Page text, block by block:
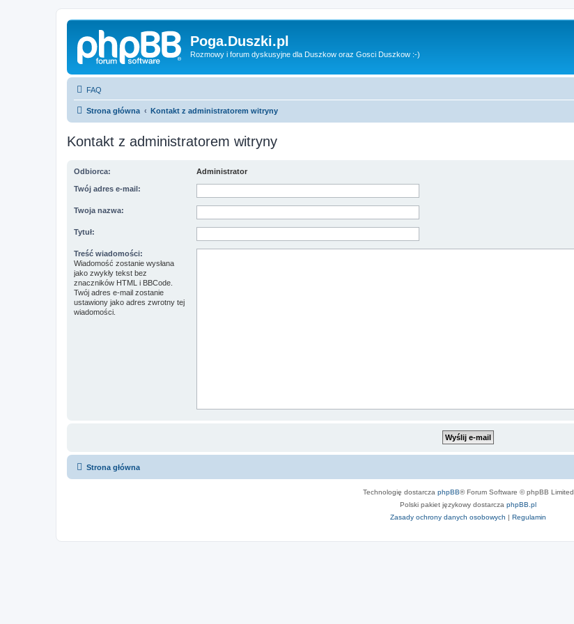
Poga.Duszki.pl
Rozmowy i forum dyskusyjne dla Duszkow oraz Gosci Duszkow :-)
FAQ
Strona główna Kontakt z administratorem witryny
Kontakt z administratorem witryny
Odbiorca: Administrator
Twój adres e-mail:
Twoja nazwa:
Tytuł:
Treść wiadomości:
Wiadomość zostanie wysłana
jako zwykły tekst bez
znaczników HTML i BBCode.
Twój adres e-mail zostanie
ustawiony jako adres zwrotny tej
wiadomości.
Strona główna
Technologię dostarcza phpBB® Forum Software © phpBB Limited
Polski pakiet językowy dostarcza phpBB.pl
Zasady ochrony danych osobowych | Regulamin